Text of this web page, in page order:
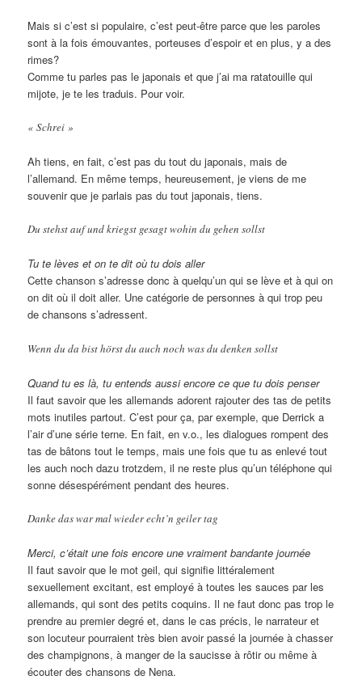
Mais si c’est si populaire, c’est peut-être parce que les paroles
sont à la fois émouvantes, porteuses d’espoir et en plus, y a des
rimes?
Comme tu parles pas le japonais et que j’ai ma ratatouille qui
mijote, je te les traduis. Pour voir.
« Schrei »
Ah tiens, en fait, c’est pas du tout du japonais, mais de
l’allemand. En même temps, heureusement, je viens de me
souvenir que je parlais pas du tout japonais, tiens.
Du stehst auf und kriegst gesagt wohin du gehen sollst
Tu te lèves et on te dit où tu dois aller
Cette chanson s’adresse donc à quelqu’un qui se lève et à qui on
on dit où il doit aller. Une catégorie de personnes à qui trop peu
de chansons s’adressent.
Wenn du da bist hörst du auch noch was du denken sollst
Quand tu es là, tu entends aussi encore ce que tu dois penser
Il faut savoir que les allemands adorent rajouter des tas de petits
mots inutiles partout. C’est pour ça, par exemple, que Derrick a
l’air d’une série terne. En fait, en v.o., les dialogues rompent des
tas de bâtons tout le temps, mais une fois que tu as enlevé tout
les auch noch dazu trotzdem, il ne reste plus qu’un téléphone qui
sonne désespérément pendant des heures.
Danke das war mal wieder echt’n geiler tag
Merci, c’était une fois encore une vraiment bandante journée
Il faut savoir que le mot geil, qui signifie littéralement
sexuellement excitant, est employé à toutes les sauces par les
allemands, qui sont des petits coquins. Il ne faut donc pas trop le
prendre au premier degré et, dans le cas précis, le narrateur et
son locuteur pourraient très bien avoir passé la journée à chasser
des champignons, à manger de la saucisse à rôtir ou même à
écouter des chansons de Nena.